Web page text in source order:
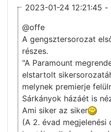
2023-01-24 12:21:45 -
@offe
A gengsztersorozat
részes.
"A Paramount
elstartolt
melynek premierje
Sárkányok házáét is
Ami siker az siker
(A 2. évad megjelenési